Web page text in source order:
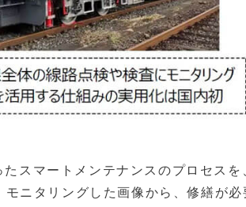
スマートメンテナンスのプロセスを
ニタリングした画像から、修繕が必